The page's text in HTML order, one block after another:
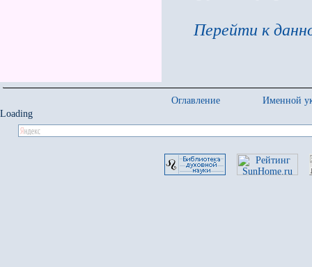
Перейти к
Оглавление
Именной
Loading